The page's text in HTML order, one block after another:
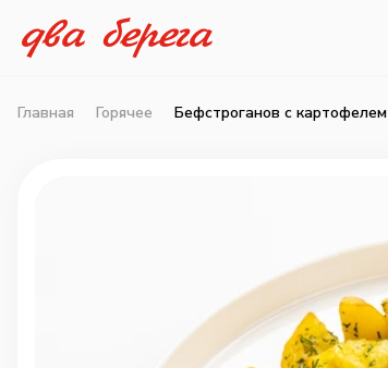
Главная Горячее Бефстроганов с картофелем